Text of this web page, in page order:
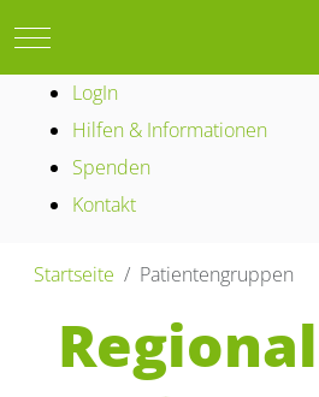
Mobile Menu Toggle
LogIn
Hilfen & Informationen
Spenden
Kontakt
Startseite Patientengruppen